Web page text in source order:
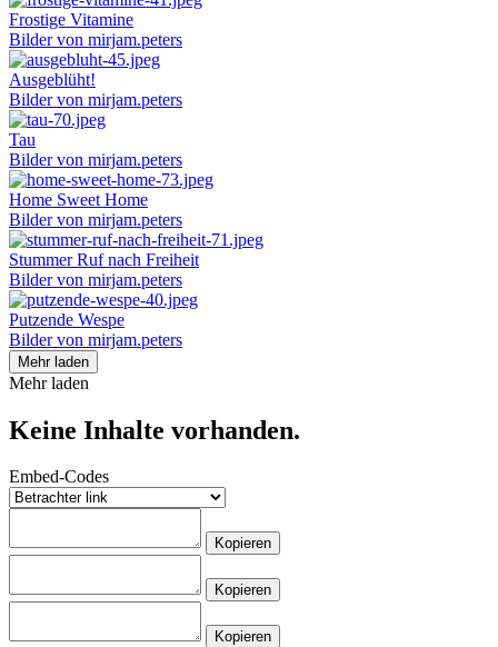
Frostige Vitamine
Bilder von mirjam.peters
Ausgeblüht!
Bilder von mirjam.peters
Tau
Bilder von mirjam.peters
Home Sweet Home
Bilder von mirjam.peters
Stummer Ruf nach Freiheit
Bilder von mirjam.peters
Putzende Wespe
Bilder von mirjam.peters
Mehr laden
Mehr laden
Keine Inhalte vorhanden.
Embed-Codes
Kopieren
Kopieren
Kopieren